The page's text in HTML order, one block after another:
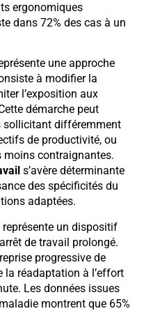
ergonomiques
dans 72% des cas à un
une approche
à modifier la
l’exposition aux
démarche peut
sollicitant différemment
de productivité, ou
moins contraignantes.
s’avère déterminante
des spécificités du
adaptées.
représente un dispositif
de travail prolongé.
progressive de
la réadaptation à l’effort
Les données issues
montrent que 65%